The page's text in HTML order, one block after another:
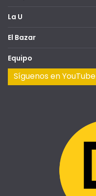
La U
El Bazar
Equipo
Síguenos en YouTube